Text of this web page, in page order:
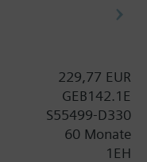
0,9 m
229,77 EUR
GEB142.1E
S55499-D330
60 Monate
1EH